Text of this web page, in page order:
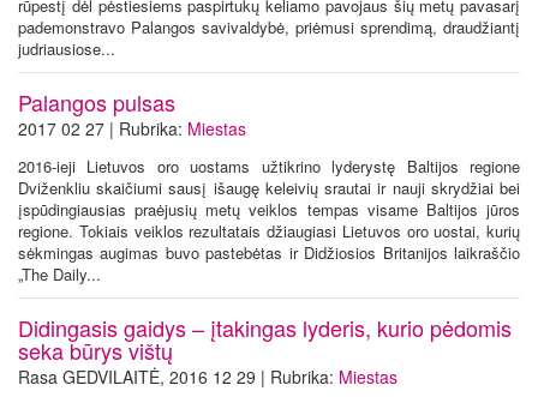
rūpestį dėl pėstiesiems paspirtukų keliamo pavojaus šių metų pavasarį
pademonstravo Palangos savivaldybė, priėmusi sprendimą, draudžiantį
judriausiose...
Palangos pulsas
2017 02 27 | Rubrika: Miestas
2016-ieji Lietuvos oro uostams užtikrino lyderystę Baltijos regione
Dviženkliu skaičiumi sausį išaugę keleivių srautai ir nauji skrydžiai bei
įspūdingiausias praėjusių metų veiklos tempas visame Baltijos jūros
regione. Tokiais veiklos rezultatais džiaugiasi Lietuvos oro uostai, kurių
sėkmingas augimas buvo pastebėtas ir Didžiosios Britanijos laikraščio
„The Daily...
Didingasis gaidys – įtakingas lyderis, kurio pėdomis
seka būrys vištų
Rasa GEDVILAITĖ, 2016 12 29 | Rubrika: Miestas